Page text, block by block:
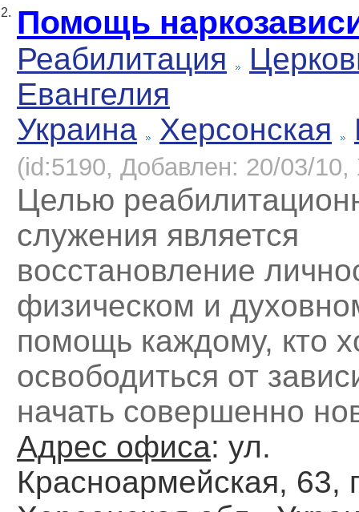
2. Помощь
Реабилитация
Евангелия
Украина
Херсонская
(id:5190, Добавлен: 20/03/10,
Целью
служения является
восстановление
физическом и
помощь каждому, кто
освободиться от
начать совершенно
Адрес офиса: ул.
Красноармейская, 63,